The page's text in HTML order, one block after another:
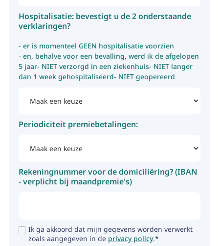
Hospitalisatie: bevestigt u de 2 onderstaande
verklaringen?
- er is momenteel GEEN hospitalisatie voorzien
- en, behalve voor een bevalling, werd ik de afgelopen
5 jaar- NIET verzorgd in een ziekenhuis- NIET langer
dan 1 week gehospitaliseerd- NIET geopereerd
Periodiciteit premiebetalingen:
Rekeningnummer voor de domiciliëring? (IBAN
- verplicht bij maandpremie's)
Ik ga akkoord dat mijn gegevens worden verwerkt
zoals aangegeven in de privacy policy.*